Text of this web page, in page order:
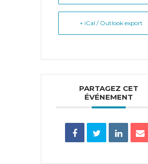
+ iCal / Outlook export
PARTAGEZ CET
ÉVÉNEMENT